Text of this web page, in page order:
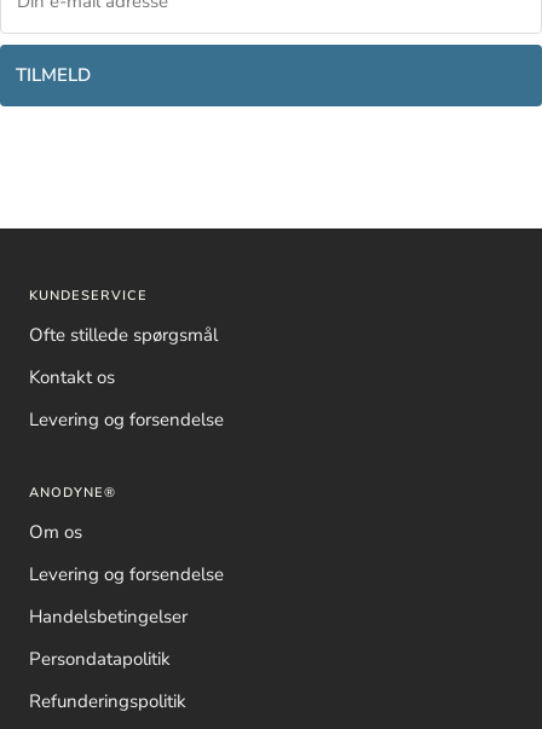
TILMELD
KUNDESERVICE
Ofte stillede spørgsmål
Kontakt os
Levering og forsendelse
ANODYNE®
Om os
Levering og forsendelse
Handelsbetingelser
Persondatapolitik
Refunderingspolitik